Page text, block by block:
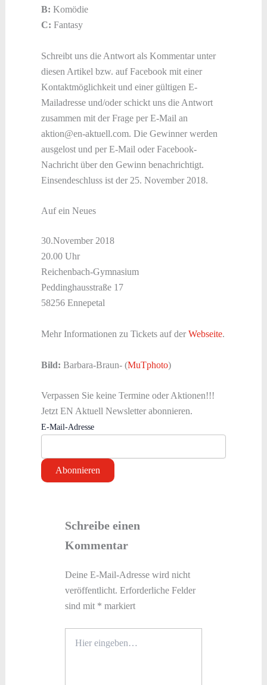
B: Komödie
C: Fantasy
Schreibt uns die Antwort als Kommentar unter
diesen Artikel bzw. auf Facebook mit einer
Kontaktmöglichkeit und einer gültigen E-
Mailadresse und/oder schickt uns die Antwort
zusammen mit der Frage per E-Mail an
aktion@en-aktuell.com. Die Gewinner werden
ausgelost und per E-Mail oder Facebook-
Nachricht über den Gewinn benachrichtigt.
Einsendeschluss ist der 25. November 2018.
Auf ein Neues
30.November 2018
20.00 Uhr
Reichenbach-Gymnasium
Peddinghausstraße 17
58256 Ennepetal
Mehr Informationen zu Tickets auf der Webseite.
Bild: Barbara-Braun- (MuTphoto)
Verpassen Sie keine Termine oder Aktionen!!!
Jetzt EN Aktuell Newsletter abonnieren.
E-Mail-Adresse
Schreibe einen
Kommentar
Deine E-Mail-Adresse wird nicht
veröffentlicht. Erforderliche Felder
sind mit * markiert
eingeben…